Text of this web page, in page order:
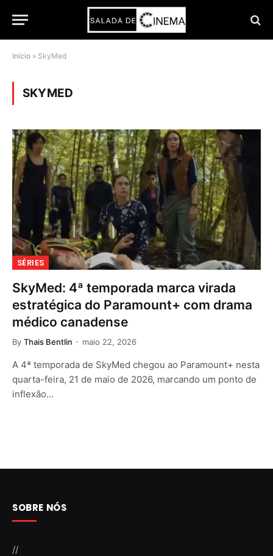
Início » SkyMed
SKYMED
SÉRIES
SkyMed: 4ª temporada marca virada
estratégica do Paramount+ com drama
médico canadense
By Thais Bentlin maio 22, 2026
A 4ª temporada de SkyMed chegou ao Paramount+ nesta
quarta-feira, 21 de maio de 2026, marcando um ponto de
inflexão…
SOBRE NÓS
//